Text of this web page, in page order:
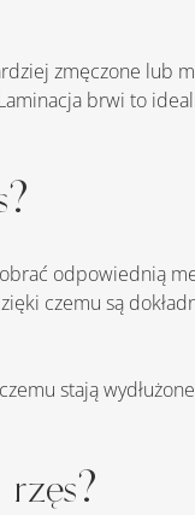
brwi to
czemu są